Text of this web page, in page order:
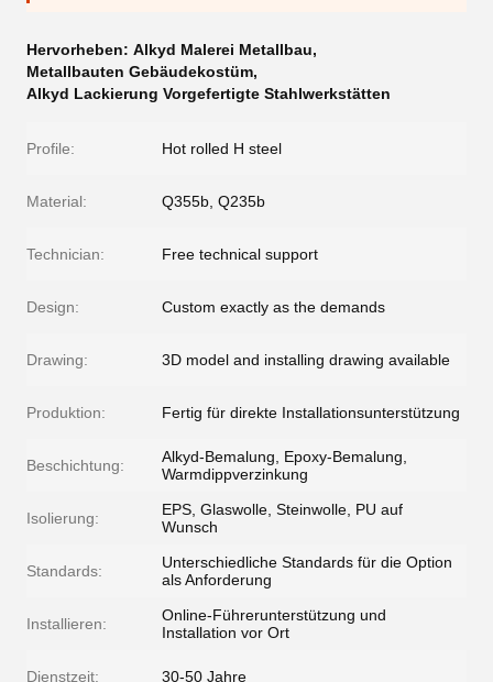
Hervorheben: Alkyd Malerei Metallbau,
Metallbauten Gebäudekostüm,
Alkyd Lackierung Vorgefertigte Stahlwerkstätten
Profile: Hot rolled H steel
Material: Q355b, Q235b
Technician: Free technical support
Design: Custom exactly as the demands
Drawing: 3D model and installing drawing available
Produktion: Fertig für direkte Installationsunterstützung
Beschichtung:
Alkyd-Bemalung, Epoxy-Bemalung,
Warmdippverzinkung
Isolierung:
EPS, Glaswolle, Steinwolle, PU auf
Wunsch
Standards:
Unterschiedliche Standards für die Option
als Anforderung
Installieren:
Online-Führerunterstützung und
Installation vor Ort
Dienstzeit: 30-50 Jahre